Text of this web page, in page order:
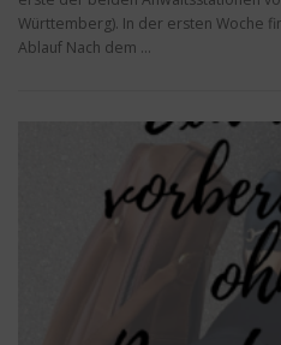
Württemberg). In der ersten Woche
Ablauf Nach dem …